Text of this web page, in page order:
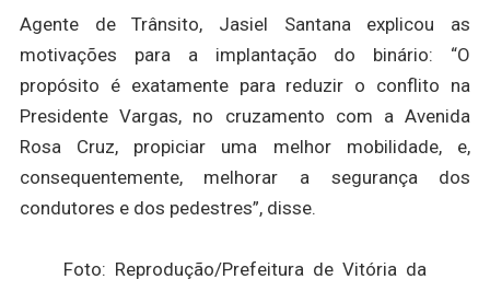
Agente de Trânsito, Jasiel Santana explicou as
motivações para a implantação do binário: “O
propósito é exatamente para reduzir o conflito na
Presidente Vargas, no cruzamento com a Avenida
Rosa Cruz, propiciar uma melhor mobilidade, e,
consequentemente, melhorar a segurança dos
condutores e dos pedestres”, disse.
Foto: Reprodução/Prefeitura de Vitória da